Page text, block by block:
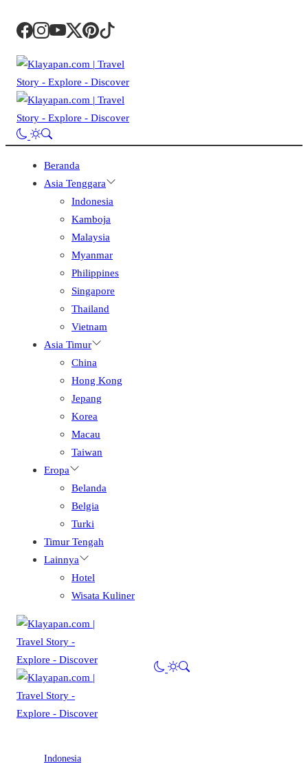
Beranda
Asia Tenggara
Indonesia
Kamboja
Malaysia
Myanmar
Philippines
Singapore
Thailand
Vietnam
Asia Timur
China
Hong Kong
Jepang
Korea
Macau
Taiwan
Eropa
Belanda
Belgia
Turki
Timur Tengah
Lainnya
Hotel
Wisata Kuliner
Indonesia